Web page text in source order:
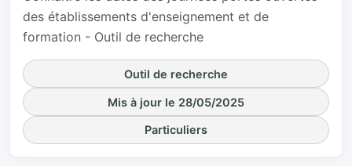
des établissements d'enseignement et de
formation - Outil de recherche
Outil de recherche
Mis à jour le 28/05/2025
Particuliers